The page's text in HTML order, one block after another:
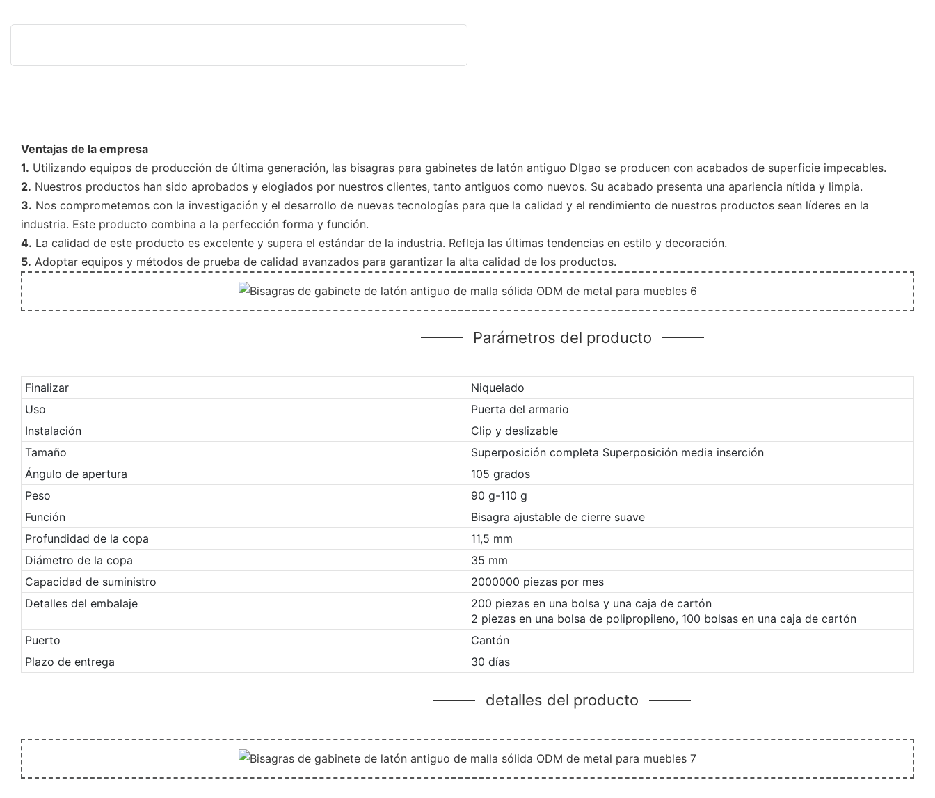
Ventajas de la empresa
1. Utilizando equipos de producción de última generación, las bisagras para gabinetes de latón antiguo DIgao se producen con acabados de superficie impecables.
2. Nuestros productos han sido aprobados y elogiados por nuestros clientes, tanto antiguos como nuevos. Su acabado presenta una apariencia nítida y limpia.
3. Nos comprometemos con la investigación y el desarrollo de nuevas tecnologías para que la calidad y el rendimiento de nuestros productos sean líderes en la
industria. Este producto combina a la perfección forma y función.
4. La calidad de este producto es excelente y supera el estándar de la industria. Refleja las últimas tendencias en estilo y decoración.
5. Adoptar equipos y métodos de prueba de calidad avanzados para garantizar la alta calidad de los productos.
Parámetros del producto
Finalizar
Niquelado
Uso
Puerta del armario
Instalación
Clip y deslizable
Tamaño
Superposición completa Superposición media inserción
Ángulo de apertura
105 grados
Peso
90 g-110 g
Función
Bisagra ajustable de cierre suave
Profundidad de la copa
11,5 mm
Diámetro de la copa
35 mm
Capacidad de suministro
2000000 piezas por mes
Detalles del embalaje
200 piezas en una bolsa y una caja de cartón
2 piezas en una bolsa de polipropileno, 100 bolsas en una caja de cartón
Puerto
Cantón
Plazo de entrega
30 días
detalles del producto